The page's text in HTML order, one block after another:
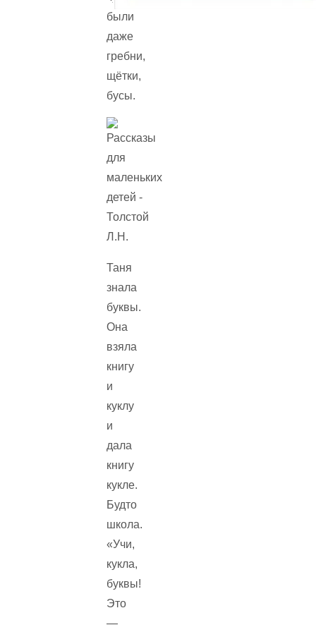
были
даже
гребни,
щётки,
бусы.
Таня
знала
буквы.
Она
взяла
книгу
и
куклу
и
дала
книгу
кукле.
Будто
школа.
«Учи,
кукла,
буквы!
Это
—